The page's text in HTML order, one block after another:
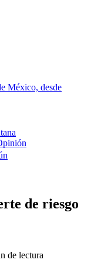
México, desde
de riesgo
de lectura